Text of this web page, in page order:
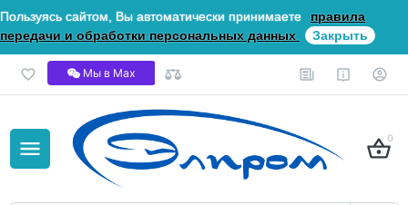
Пользуясь сайтом, Вы автоматически принимаете
правила
передачи и обработки персональных данных
Закрыть
Мы в Мах
0